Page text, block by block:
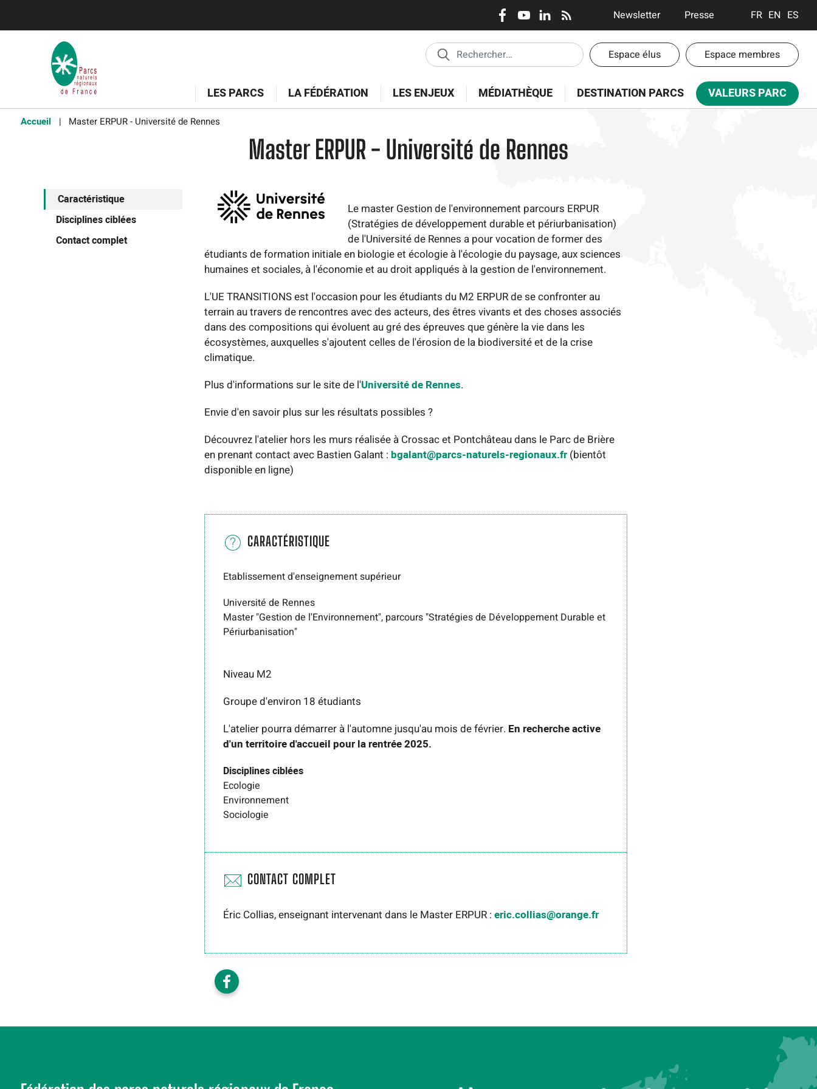
principal
Réseaux
sociaux
En-
tête
Communication
Newsletter Presse FRANÇAIS
ENGLISH
En-
tête
-
Espaces
Espace élus Espace membres
LES PARCS LA FÉDÉRATION LES ENJEUX MÉDIATHÈQUE DESTINATION PARCS VALEURS PARC
Accueil Master ERPUR - Université de Rennes
Master ERPUR - Université de Rennes
Caractéristique
Disciplines ciblées
Contact complet
Le master Gestion de l'environnement parcours ERPUR
(Stratégies de développement durable et périurbanisation)
de l'Université de Rennes a pour vocation de former des
étudiants de formation initiale en biologie et écologie à l'écologie du paysage, aux sciences
humaines et sociales, à l'économie et au droit appliqués à la gestion de l'environnement.
L'UE TRANSITIONS est l'occasion pour les étudiants du M2 ERPUR de se confronter au
terrain au travers de rencontres avec des acteurs, des êtres vivants et des choses associés
dans des compositions qui évoluent au gré des épreuves que génère la vie dans les
écosystèmes, auxquelles s'ajoutent celles de l'érosion de la biodiversité et de la crise
climatique.
Plus d'informations sur le site de l'Université de Rennes.
Envie d'en savoir plus sur les résultats possibles ?
Découvrez l'atelier hors les murs réalisée à Crossac et Pontchâteau dans le Parc de Brière
en prenant contact avec Bastien Galant : bgalant@parcs-naturels-regionaux.fr (bientôt
disponible en ligne)
CARACTÉRISTIQUE
Etablissement d'enseignement supérieur
Université de Rennes
Master "Gestion de l'Environnement", parcours "Stratégies de Développement Durable et
Périurbanisation"
Niveau M2
Groupe d'environ 18 étudiants
L'atelier pourra démarrer à l'automne jusqu'au mois de février. En recherche active
d'un territoire d'accueil pour la rentrée 2025.
Disciplines ciblées
Ecologie
Environnement
Sociologie
CONTACT COMPLET
Éric Collias, enseignant intervenant dans le Master ERPUR : eric.collias@orange.fr